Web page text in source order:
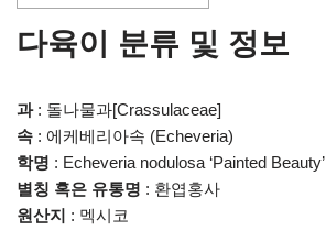
다육이 분류 및 정보
과: 돌나물과[Crassulaceae]
속 : 에케베리아속 (Echeveria)
학명 : Echeveria nodulosa ‘Painted Beauty’
별칭 혹은 유통명 : 환엽홍사
원산지 : 멕시코